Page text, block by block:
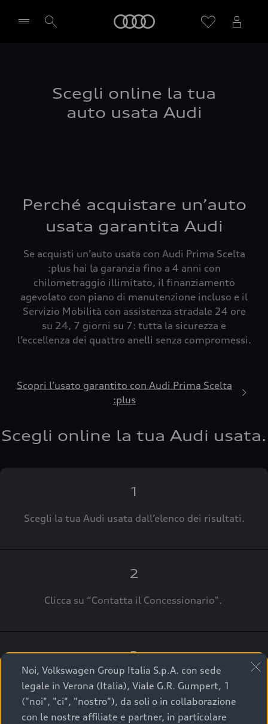
Scegli online la tua
auto usata Audi
Perché acquistare un’auto
usata garantita Audi
Se acquisti un’auto usata con Audi Prima Scelta
:plus hai la garanzia fino a 4 anni con
chilometraggio illimitato, il finanziamento
agevolato con piano di manutenzione incluso e il
Servizio Mobilità con assistenza stradale 24 ore
su 24, 7 giorni su 7: tutta la sicurezza e
l’eccellenza dei quattro anelli senza compromessi.
Scopri l’usato garantito con Audi Prima Scelta
:plus
Scegli online la tua Audi usata.
1
Scegli la tua Audi usata dall’elenco dei risultati.
2
Clicca su “Contatta il Concessionario".
3
A breve verrai ricontattato dal Customer Care
Audi Center o direttamente dal Concessionario
che ti supporterà per finalizzare la tua richiesta.
Noi, Volkswagen Group Italia S.p.A. con sede
legale in Verona (Italia), Viale G.R. Gumpert, 1
("noi", "ci", "nostro"), da soli o in collaborazione
con le nostre affiliate e partner, in particolare